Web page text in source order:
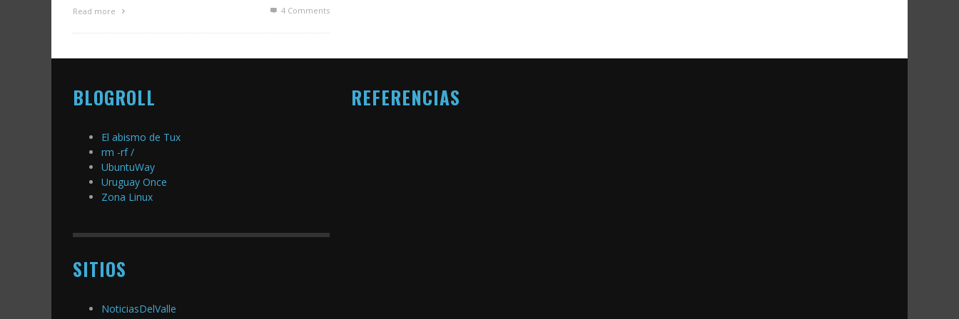
Read more 4 Comments
BLOGROLL
El abismo de Tux
rm -rf /
UbuntuWay
Uruguay Once
Zona Linux
SITIOS
NoticiasDelValle
REFERENCIAS